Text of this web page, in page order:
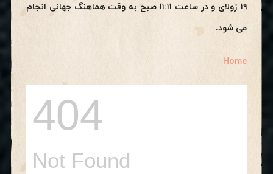
۱۹ ژولای و در ساعت ۱۱:۱۱ صبح به وقت هماهنگ جهانی انجام
می شود.
Home